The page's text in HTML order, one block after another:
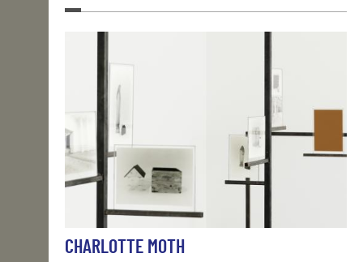
CHARLOTTE MOTH